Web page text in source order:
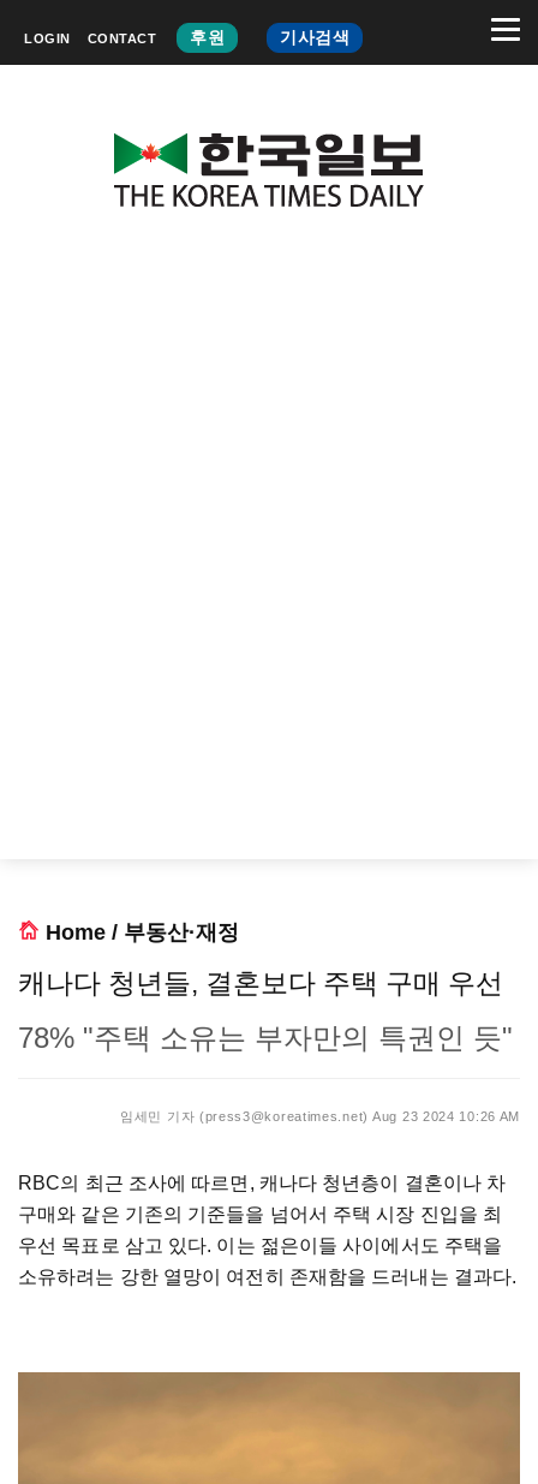
LOGIN CONTACT 후원 기사검색
Home / 부동산·재정
캐나다 청년들, 결혼보다 주택 구매 우선
78% "주택 소유는 부자만의 특권인 듯"
임세민 기자 (press3@koreatimes.net) Aug 23 2024 10:26 AM
RBC의 최근 조사에 따르면, 캐나다 청년층이 결혼이나 차
구매와 같은 기존의 기준들을 넘어서 주택 시장 진입을 최
우선 목표로 삼고 있다. 이는 젊은이들 사이에서도 주택을
소유하려는 강한 열망이 여전히 존재함을 드러내는 결과다.